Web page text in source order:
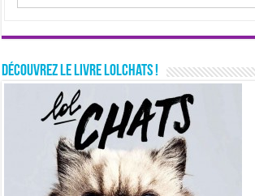
Découvrez le livre LolChats !